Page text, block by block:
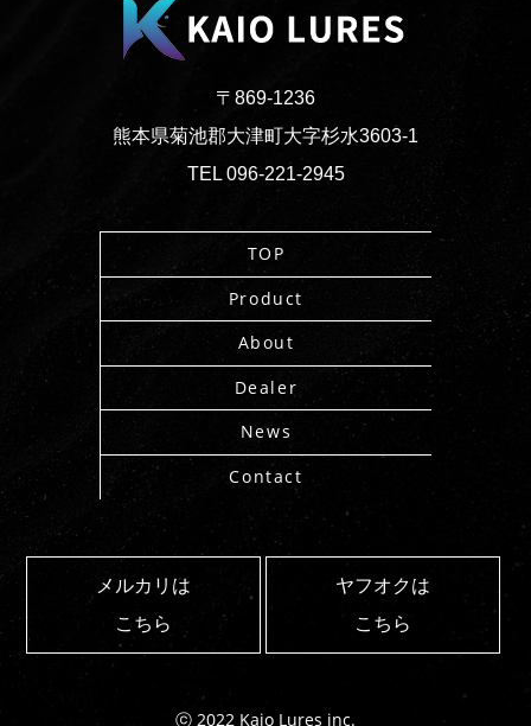
〒869-1236
熊本県菊池郡大津町大字杉水3603-1
TEL 096-221-2945
TOP
Product
About
Dealer
News
Contact
メルカリは
こちら
ヤフオクは
こちら
ⓒ 2022 Kaio Lures inc.